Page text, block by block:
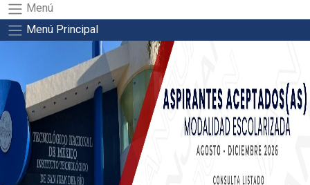
Menú
Menú Principal